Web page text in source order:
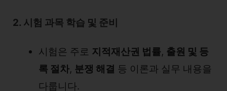
2. 시험 과목 학습 및 준비
시험은 주로 지적재산권 법률, 출원 및 등
록 절차, 분쟁 해결 등 이론과 실무 내용을
다룹니다.